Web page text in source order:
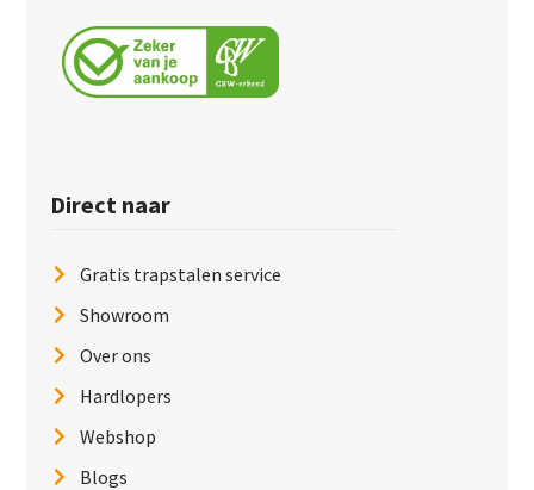
Direct naar
Gratis trapstalen service
Showroom
Over ons
Hardlopers
Webshop
Blogs